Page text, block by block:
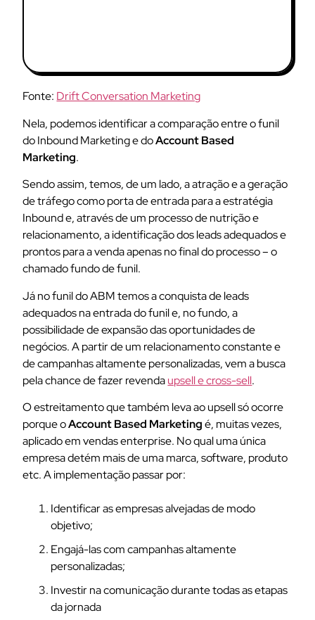
Fonte: Drift Conversation Marketing
Nela, podemos identificar a comparação entre o funil
do Inbound Marketing e doAccount Based
Marketing.
Sendo assim, temos, de um lado, a atração e a geração
de tráfego como porta de entrada para a estratégia
Inbound e, através de um processo de nutrição e
relacionamento, a identificação dos leads adequados e
prontos para a venda apenas no final do processo – o
chamado fundo de funil.
Já no funil do ABM temos a conquista de leads
adequados na entrada do funil e, no fundo, a
possibilidade de expansão das oportunidades de
negócios. A partir de um relacionamento constante e
de campanhas altamente personalizadas, vem a busca
pela chance de fazer revendaupsell e cross-sell.
O estreitamento que também leva ao upsell só ocorre
porque oAccount Based Marketingé, muitas vezes,
aplicado em vendas enterprise. No qual uma única
empresa detém mais de uma marca, software, produto
etc. A implementação passar por:
Identificar as empresas alvejadas de modo
objetivo;
Engajá-las com campanhas altamente
personalizadas;
Investir na comunicação durante todas as etapas
da jornada